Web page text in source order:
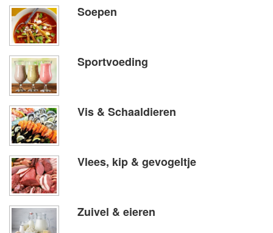
Soepen
Sportvoeding
Vis & Schaaldieren
Vlees, kip & gevogeltje
Zuivel & eieren